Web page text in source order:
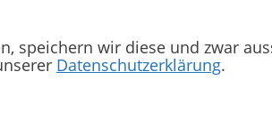
speichern wir diese und zwar
Datenschutzerklärung.